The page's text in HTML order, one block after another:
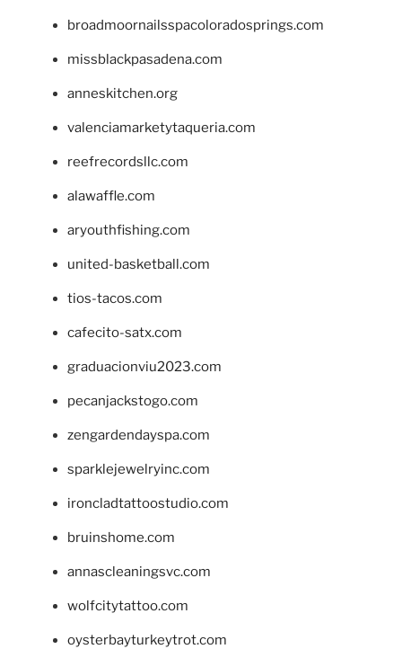
broadmoornailsspacoloradosprings.com
missblackpasadena.com
anneskitchen.org
valenciamarketytaqueria.com
reefrecordsllc.com
alawaffle.com
aryouthfishing.com
united-basketball.com
tios-tacos.com
cafecito-satx.com
graduacionviu2023.com
pecanjackstogo.com
zengardendayspa.com
sparklejewelryinc.com
ironcladtattoostudio.com
bruinshome.com
annascleaningsvc.com
wolfcitytattoo.com
oysterbayturkeytrot.com